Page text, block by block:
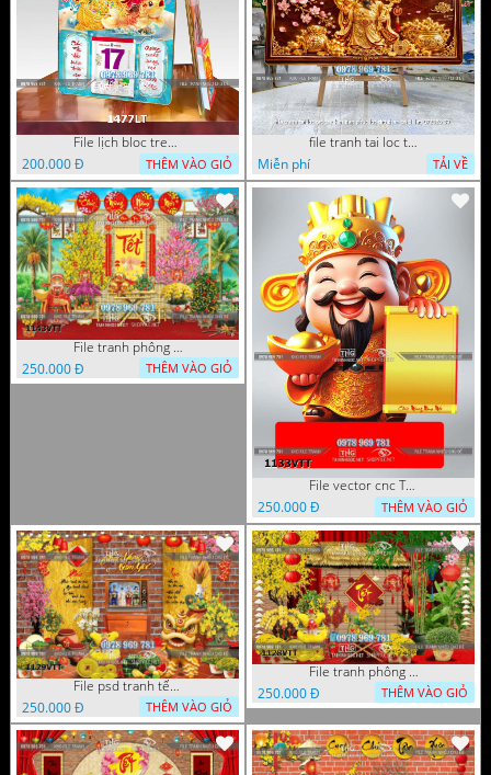
File lịch bloc treo tường thần tài cưỡi cá chép thuận buồm xuôi gió 1477LT
200.000 Đ
THÊM VÀO GIỎ
file tranh tai loc tet cay kim tien phuc loc tho than tai di lac 072026 39
Miễn phí
TẢI VỀ
File tranh phông nền background tết chụp hình chụp ảnh tết thần tài mai đào xuân 1143VTT
250.000 Đ
THÊM VÀO GIỎ
File vector cnc Tết thần tài lịch tài lộc cầm vàng tết 1133VTT
250.000 Đ
THÊM VÀO GIỎ
File psd tranh tết năm mới background phông nền tết mai đào bánh tét 1129VTT
250.000 Đ
THÊM VÀO GIỎ
File tranh phông nền background décor tết 1128VTT
250.000 Đ
THÊM VÀO GIỎ